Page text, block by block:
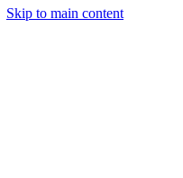
Skip to main content